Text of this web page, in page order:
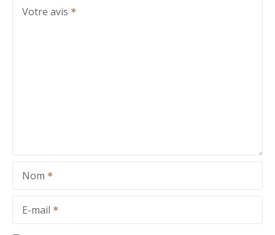
Votre avis
Nom
E-mail